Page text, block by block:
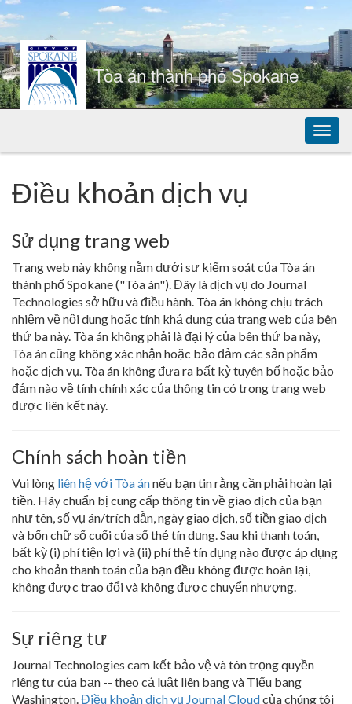
Skip
to
Content
Tòa án thành phố Spokane
đổi
Điều khoản dịch vụ
Sử dụng trang web
Trang web này không nằm dưới sự kiểm soát của Tòa án
thành phố Spokane ("Tòa án"). Đây là dịch vụ do Journal
Technologies sở hữu và điều hành. Tòa án không chịu trách
nhiệm về nội dung hoặc tính khả dụng của trang web của bên
thứ ba này. Tòa án không phải là đại lý của bên thứ ba này,
Tòa án cũng không xác nhận hoặc bảo đảm các sản phẩm
hoặc dịch vụ. Tòa án không đưa ra bất kỳ tuyên bố hoặc bảo
đảm nào về tính chính xác của thông tin có trong trang web
được liên kết này.
Chính sách hoàn tiền
Vui lòng liên hệ với Tòa ánnếu bạn tin rằng cần phải hoàn lại
tiền. Hãy chuẩn bị cung cấp thông tin về giao dịch của bạn
như tên, số vụ án/trích dẫn, ngày giao dịch, số tiền giao dịch
và bốn chữ số cuối của số thẻ tín dụng. Sau khi thanh toán,
bất kỳ (i) phí tiện lợi và (ii) phí thẻ tín dụng nào được áp dụng
cho khoản thanh toán của bạn đều không được hoàn lại,
không được trao đổi và không được chuyển nhượng.
Sự riêng tư
Journal Technologies cam kết bảo vệ và tôn trọng quyền
riêng tư của bạn -- theo cả luật liên bang và Tiểu bang
Washington.Điều khoản dịch vụ Journal Cloudcủa chúng tôi